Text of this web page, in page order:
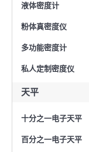
液体密度计
粉体真密度仪
多功能密度计
私人定制密度仪
天平
十分之一电子天平
百分之一电子天平